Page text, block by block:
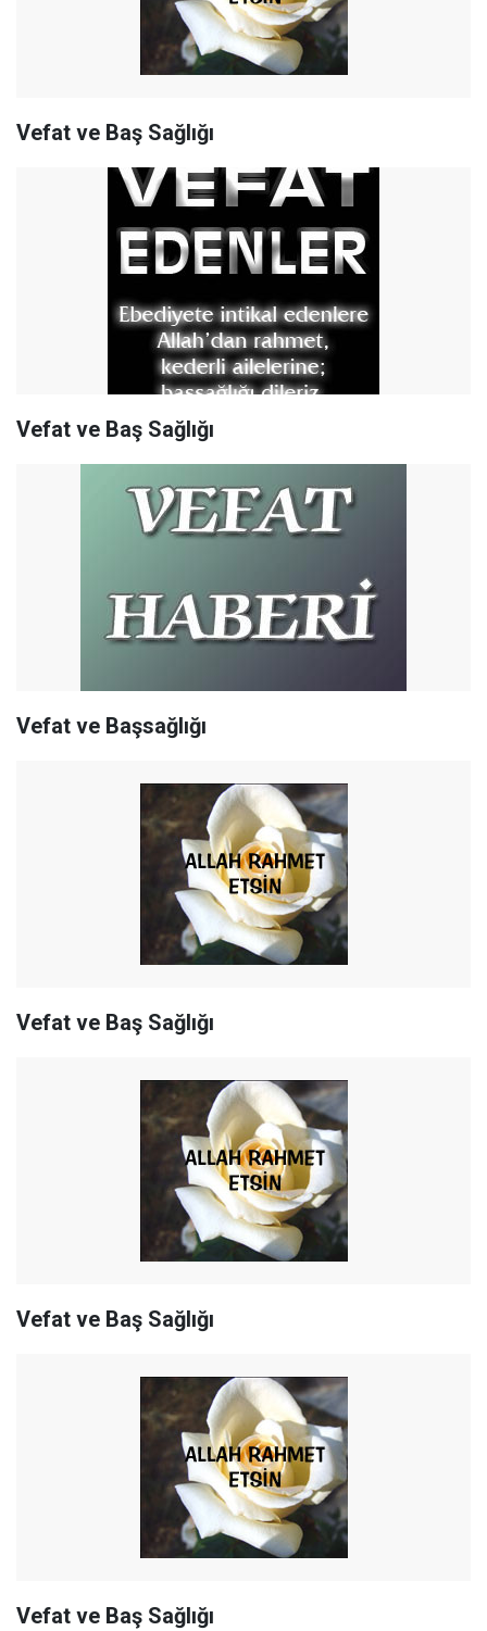
Vefat ve Baş Sağlığı
Vefat ve Baş Sağlığı
Vefat ve Başsağlığı
Vefat ve Baş Sağlığı
Vefat ve Baş Sağlığı
Vefat ve Baş Sağlığı